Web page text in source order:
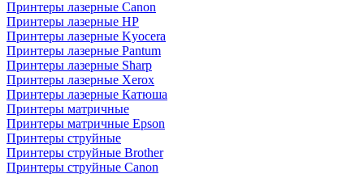
Принтеры лазерные Canon
Принтеры лазерные HP
Принтеры лазерные Kyocera
Принтеры лазерные Pantum
Принтеры лазерные Sharp
Принтеры лазерные Xerox
Принтеры лазерные Катюша
Принтеры матричные
Принтеры матричные Epson
Принтеры струйные
Принтеры струйные Brother
Принтеры струйные Canon